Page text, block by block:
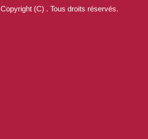
Copyright (C) . Tous droits réservés.